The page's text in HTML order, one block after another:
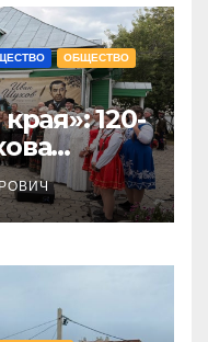
ОБЩЕСТВО
120-